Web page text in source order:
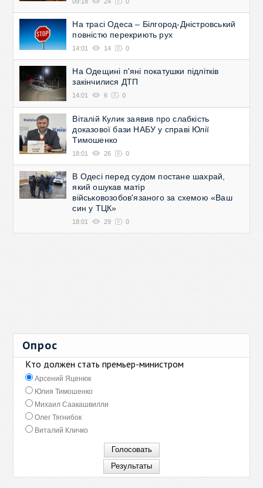
На трасі Одеса – Білгород-Дністровський
повністю перекриють рух
14:01 14 0
На Одещині п'яні покатушки підлітків
закінчилися ДТП
14:01 6 0
Віталій Кулик заявив про слабкість
доказової бази НАБУ у справі Юлії
Тимошенко
18:01 26 0
В Одесі перед судом постане шахрай,
який ошукав матір
військовозобов'язаного за схемою «Ваш
син у ТЦК»
18:01 29 0
Опрос
Кто должен стать премьер-министром
Арсений Яценюк
Юлия Тимошенко
Михаил Саакашвилли
Олег Тягнибок
Виталий Кличко